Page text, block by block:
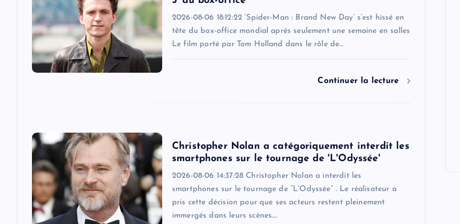
2026-08-06 18:12:22 ‘Spider-Man : Brand New Day’ s’est hissé en
tête du box-office mondial après seulement une semaine en salles
Le film porté par Tom Holland dans le rôle de…
Continuer la lecture
Christopher Nolan a catégoriquement interdit les
smartphones sur le tournage de 'L'Odyssée'
2026-08-06 14:37:28 Christopher Nolan a interdit les
smartphones sur le tournage de “L’Odyssée” . Le réalisateur a
pris cette décision pour que ses acteurs restent pleinement
immergés dans leurs scènes.…